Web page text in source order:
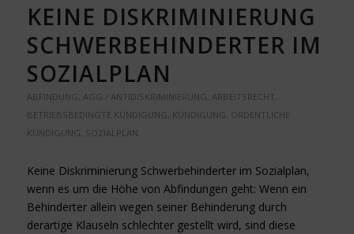
KEINE DISKRIMINIERUNG
SCHWERBEHINDERTER IM
SOZIALPLAN
ABFINDUNG, AGG / ANTIDISKRIMINIERUNG, ARBEITSRECHT ,
BETRIEBSBEDINGTE KÜNDIGUNG, KÜNDIGUNG, ORDENTLICHE
KÜNDIGUNG, SOZIALPLAN
Keine Diskriminierung Schwerbehinderter im Sozialplan,
wenn es um die Höhe von Abfindungen geht: Wenn ein
Behinderter allein wegen seiner Behinderung durch
derartige Klauseln schlechter gestellt wird, sind diese